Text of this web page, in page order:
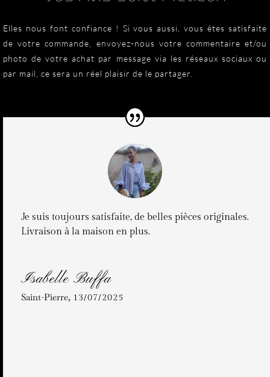
Elles nous font confiance ! Si vous aussi, vous êtes satisfaite
de votre commande, envoyez-nous votre commentaire et/ou
photo de votre achat par message via les réseaux sociaux ou
par mail, ce sera un réel plaisir de le partager.
Je suis toujours satisfaite, de belles pièces originales.
Livraison à la maison en plus.
Isabelle Buffa
Saint-Pierre, 13/07/2025